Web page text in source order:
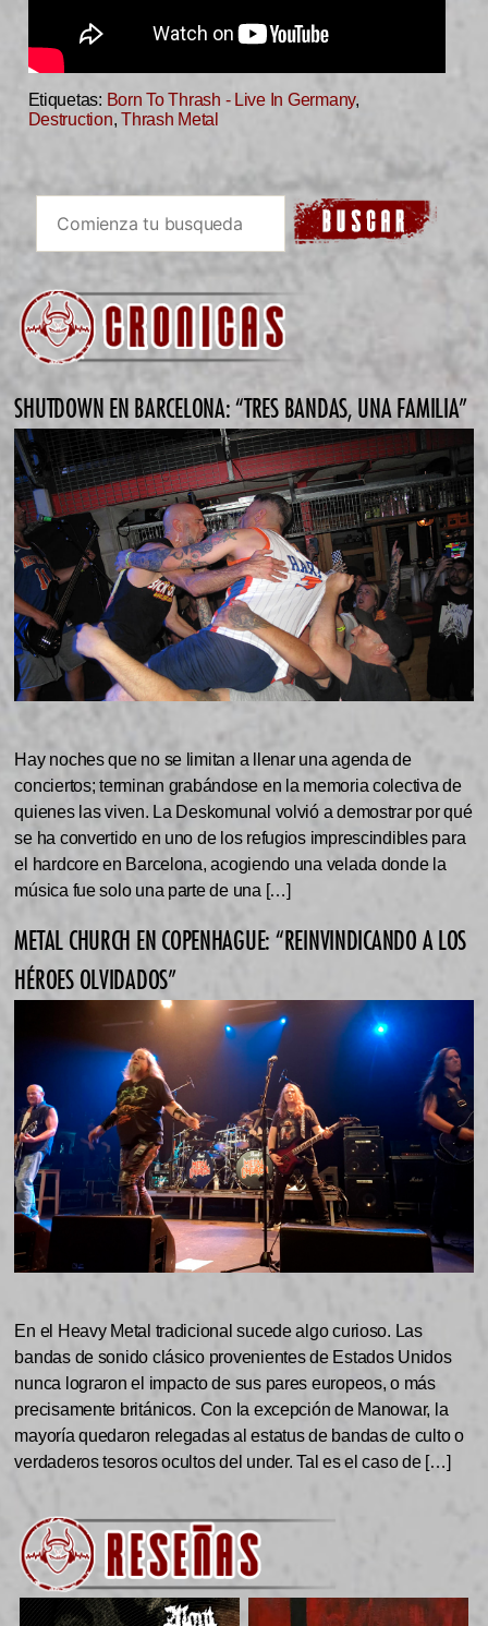
Etiquetas: Born To Thrash - Live In Germany,
Destruction,Thrash Metal
SHUTDOWN EN BARCELONA: “TRES BANDAS, UNA FAMILIA”
Hay noches que no se limitan a llenar una agenda de
conciertos; terminan grabándose en la memoria colectiva de
quienes las viven. La Deskomunal volvió a demostrar por qué
se ha convertido en uno de los refugios imprescindibles para
el hardcore en Barcelona, acogiendo una velada donde la
música fue solo una parte de una […]
METAL CHURCH EN COPENHAGUE: “REINVINDICANDO A LOS
HÉROES OLVIDADOS”
En el Heavy Metal tradicional sucede algo curioso. Las
bandas de sonido clásico provenientes de Estados Unidos
nunca lograron el impacto de sus pares europeos, o más
precisamente británicos. Con la excepción de Manowar, la
mayoría quedaron relegadas al estatus de bandas de culto o
verdaderos tesoros ocultos del under. Tal es el caso de […]